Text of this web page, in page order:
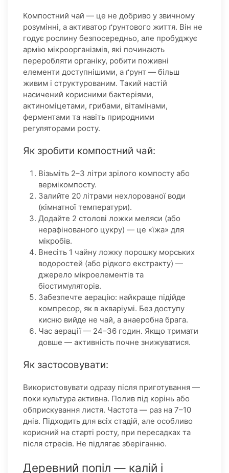
Компостний чай — це не добриво у звичному
розумінні, а активатор ґрунтового життя. Він не
годує рослину безпосередньо, але пробуджує
армію мікроорганізмів, які починають
переробляти органіку, робити поживні
елементи доступнішими, а ґрунт — більш
живим і структурованим. Такий настій
насичений корисними бактеріями,
актиноміцетами, грибами, вітамінами,
ферментами та навіть природними
регуляторами росту.
Як зробити компостний чай:
Візьміть 2–3 літри зрілого компосту або
вермікомпосту.
Залийте 20 літрами нехлорованої води
(кімнатної температури).
Додайте 2 столові ложки меляси (або
нерафінованого цукру) — це «їжа» для
мікробів.
Внесіть 1 чайну ложку порошку морських
водоростей (або рідкого екстракту) —
джерело мікроелементів та
біостимуляторів.
Забезпечте аерацію: найкраще підійде
компресор, як в акваріумі. Без доступу
кисню вийде не чай, а анаеробна брага.
Час аерації — 24–36 годин. Якщо тримати
довше — активність почне знижуватися.
Як застосовувати:
Використовувати одразу після приготування —
поки культура активна. Полив під корінь або
обприскування листя. Частота — раз на 7–10
днів. Підходить для всіх стадій, але особливо
корисний на старті росту, при пересадках та
після стресів. Не підлягає зберіганню.
Деревний попіл — калій і